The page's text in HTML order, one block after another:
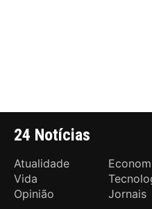
24 Notícias
Atualidade
Vida
Opinião
Jornais